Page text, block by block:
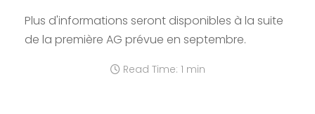
Plus d'informations seront disponibles à la suite
de la première AG prévue en septembre.
Read Time: 1 min